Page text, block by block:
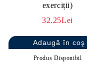
exerciții)
32.25Lei
Produs Disponibil